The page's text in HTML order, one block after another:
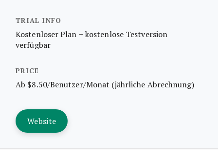
Kostenloser Plan + kostenlose Testversion
verfügbar
Ab $8.50/Benutzer/Monat (jährliche Abrechnung)
Website